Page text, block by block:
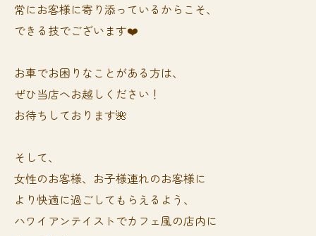
常にお客様に寄り添っているからこそ、
できる技でございます❤️
お車でお困りなことがある方は、
ぜひ当店へお越しください！
お待ちしております🌺
そして、
女性のお客様、お子様連れのお客様に
より快適に過ごしてもらえるよう、
ハワイアンテイストでカフェ風の店内に